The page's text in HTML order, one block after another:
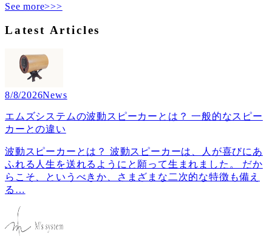
See more>>>
Latest Articles
8/8/2026News
エムズシステムの波動スピーカーとは？ 一般的なスピー
カーとの違い
波動スピーカーとは？ 波動スピーカーは、人が喜びにあ
ふれる人生を送れるようにと願って生まれました。 だか
らこそ、というべきか、さまざまな二次的な特徴も備え
る …